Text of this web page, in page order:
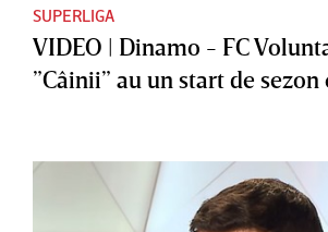
SUPERLIGA
VIDEO | Dinamo - FC
”Câinii” au un start de